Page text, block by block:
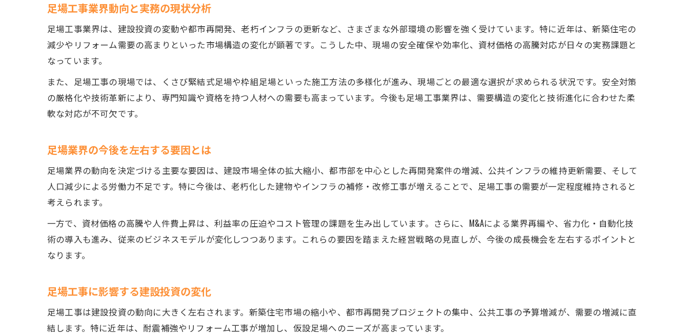
足場工事の需要を左右する新技術の影響
足場業界の市場動向と実務上の課題整理
足場工事の人手不足と現場改革の現状
足場工事業界における働き方改革の進展
足場工事業界の景気連動性と収益構造の実態
足場工事の景気動向と収益性の関係性
足場市場規模と景気連動の特徴を解説
足場工事の収益安定化に必要な視点
仮設業界との比較で見える足場工事の価値
足場工事の強みを生かす差別化ポイント
足場工事業界動向と実務の現状分析
足場工事業界は、建設投資の変動や都市再開発、老朽インフラの更新など、さまざまな外部環境の影響を強く受けています。特に近年は、新築住宅の
減少やリフォーム需要の高まりといった市場構造の変化が顕著です。こうした中、現場の安全確保や効率化、資材価格の高騰対応が日々の実務課題と
なっています。
また、足場工事の現場では、くさび緊結式足場や枠組足場といった施工方法の多様化が進み、現場ごとの最適な選択が求められる状況です。安全対策
の厳格化や技術革新により、専門知識や資格を持つ人材への需要も高まっています。今後も足場工事業界は、需要構造の変化と技術進化に合わせた柔
軟な対応が不可欠です。
足場業界の今後を左右する要因とは
足場業界の動向を決定づける主要な要因は、建設市場全体の拡大縮小、都市部を中心とした再開発案件の増減、公共インフラの維持更新需要、そして
人口減少による労働力不足です。特に今後は、老朽化した建物やインフラの補修・改修工事が増えることで、足場工事の需要が一定程度維持されると
考えられます。
一方で、資材価格の高騰や人件費上昇は、利益率の圧迫やコスト管理の課題を生み出しています。さらに、M&Aによる業界再編や、省力化・自動化技
術の導入も進み、従来のビジネスモデルが変化しつつあります。これらの要因を踏まえた経営戦略の見直しが、今後の成長機会を左右するポイントと
なります。
足場工事に影響する建設投資の変化
足場工事は建設投資の動向に大きく左右されます。新築住宅市場の縮小や、都市再開発プロジェクトの集中、公共工事の予算増減が、需要の増減に直
結します。特に近年は、耐震補強やリフォーム工事が増加し、仮設足場へのニーズが高まっています。